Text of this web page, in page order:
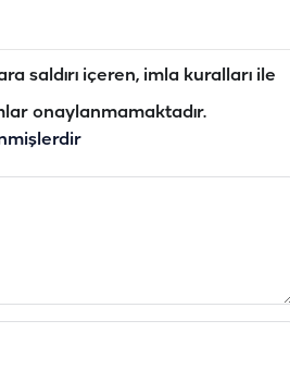
saldırı içeren, imla kuralları ile
onaylanmamaktadır.